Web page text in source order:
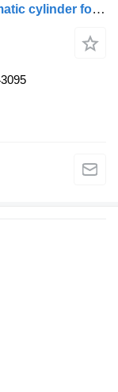
Renault ADVU-32-50-A-P-A-SA pneumatic cylinder for Renault truck tractor